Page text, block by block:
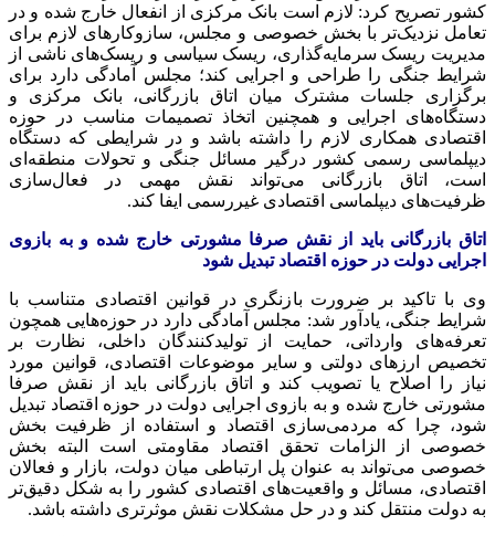
کشور تصریح کرد: لازم است بانک مرکزی از انفعال خارج شده و در
تعامل نزدیک‌تر با بخش خصوصی و مجلس، سازوکارهای لازم برای
مدیریت ریسک سرمایه‌گذاری، ریسک سیاسی و ریسک‌های ناشی از
شرایط جنگی را طراحی و اجرایی کند؛ مجلس آمادگی دارد برای
برگزاری جلسات مشترک میان اتاق بازرگانی، بانک مرکزی و
دستگاه‌های اجرایی و همچنین اتخاذ تصمیمات مناسب در حوزه
اقتصادی همکاری لازم را داشته باشد و در شرایطی که دستگاه
دیپلماسی رسمی کشور درگیر مسائل جنگی و تحولات منطقه‌ای
است، اتاق بازرگانی می‌تواند نقش مهمی در فعال‌سازی
ظرفیت‌های دیپلماسی اقتصادی غیررسمی ایفا کند.
اتاق بازرگانی باید از نقش صرفا مشورتی خارج شده و به بازوی
اجرایی دولت در حوزه اقتصاد تبدیل شود
وی با تاکید بر ضرورت بازنگری در قوانین اقتصادی متناسب با
شرایط جنگی، یادآور شد: مجلس آمادگی دارد در حوزه‌هایی همچون
تعرفه‌های وارداتی، حمایت از تولیدکنندگان داخلی، نظارت بر
تخصیص ارزهای دولتی و سایر موضوعات اقتصادی، قوانین مورد
نیاز را اصلاح یا تصویب کند و اتاق بازرگانی باید از نقش صرفا
مشورتی خارج شده و به بازوی اجرایی دولت در حوزه اقتصاد تبدیل
شود، چرا که مردمی‌سازی اقتصاد و استفاده از ظرفیت بخش
خصوصی از الزامات تحقق اقتصاد مقاومتی است البته بخش
خصوصی می‌تواند به عنوان پل ارتباطی میان دولت، بازار و فعالان
اقتصادی، مسائل و واقعیت‌های اقتصادی کشور را به شکل دقیق‌تر
به دولت منتقل کند و در حل مشکلات نقش موثرتری داشته باشد.